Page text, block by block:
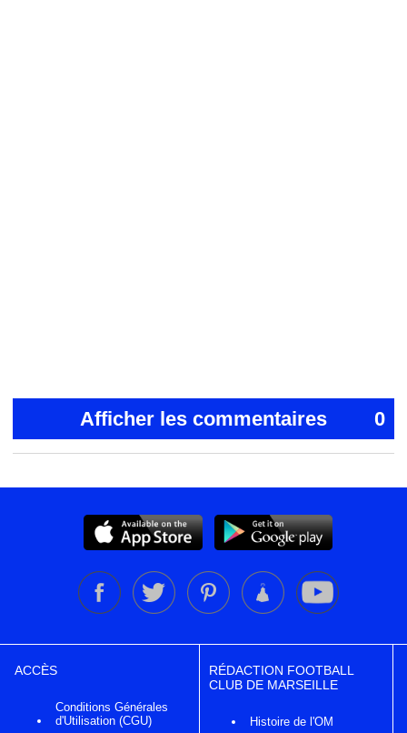
Afficher les commentaires 0
ACCÈS
Conditions Générales
d'Utilisation (CGU)
RÉDACTION FOOTBALL
CLUB DE MARSEILLE
Histoire de l'OM